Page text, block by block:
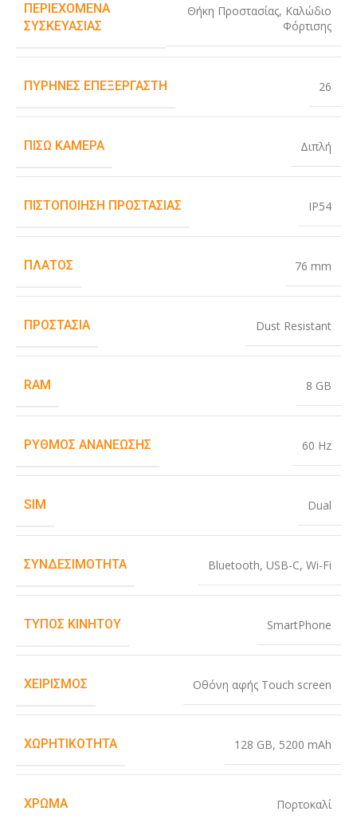
ΠΕΡΙΕΧΌΜΕΝΑ
ΣΥΣΚΕΥΑΣΊΑΣ
Θήκη Προστασίας, Καλώδιο
Φόρτισης
ΠΥΡΉΝΕΣ ΕΠΕΞΕΡΓΑΣΤΉ 26
ΠΊΣΩ ΚΆΜΕΡΑ Διπλή
ΠΙΣΤΟΠΟΊΗΣΗ ΠΡΟΣΤΑΣΊΑΣ IP54
ΠΛΆΤΟΣ 76 mm
ΠΡΟΣΤΑΣΊΑ Dust Resistant
RAM 8 GB
ΡΥΘΜΌΣ ΑΝΑΝΈΩΣΗΣ 60 Hz
SIM Dual
ΣΥΝΔΕΣΙΜΌΤΗΤΑ Bluetooth, USB-C, Wi-Fi
ΤΎΠΟΣ ΚΙΝΗΤΟΎ SmartPhone
ΧΕΙΡΙΣΜΌΣ Οθόνη αφής Touch screen
ΧΩΡΗΤΙΚΌΤΗΤΑ 128 GB, 5200 mAh
ΧΡΏΜΑ Πορτοκαλί